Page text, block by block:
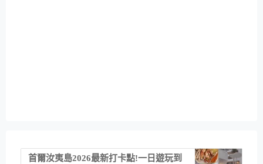
首爾汝夷島2026最新打卡點!一日遊玩到